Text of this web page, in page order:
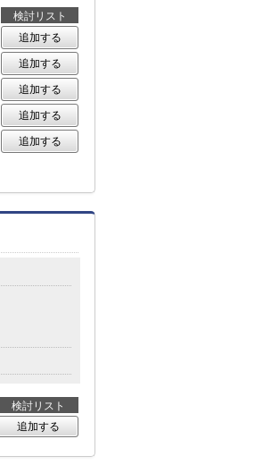
検討リスト
追加する
追加する
追加する
追加する
追加する
検討リスト
追加する